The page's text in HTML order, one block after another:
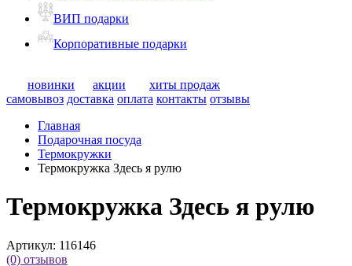
ВИП подарки
Корпоративные подарки
новинки акции
хиты продаж
самовывоз доставка оплата контакты отзывы
Главная
Подарочная посуда
Термокружки
Термокружка Здесь я рулю
Термокружка Здесь я рулю
Артикул: 116146
(0) отзывов